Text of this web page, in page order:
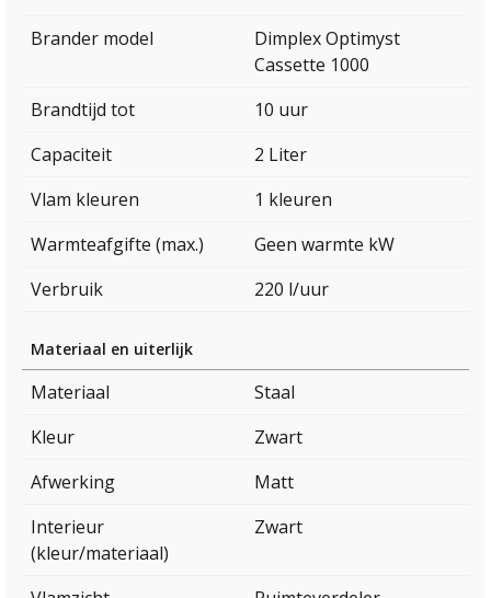
Brander model
Dimplex Optimyst
Cassette 1000
Brandtijd tot
10 uur
Capaciteit
2 Liter
Vlam kleuren
1 kleuren
Warmteafgifte (max.)
Geen warmte kW
Verbruik
220 l/uur
Materiaal en uiterlijk
Materiaal
Staal
Kleur
Zwart
Afwerking
Matt
Interieur
(kleur/materiaal)
Zwart